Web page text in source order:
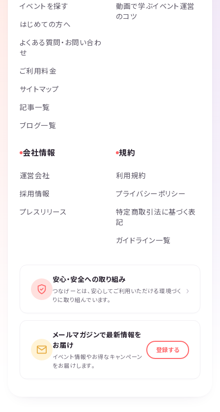
イベントを探す
はじめての方へ
よくある質問・お問い合わ
せ
ご利用料金
サイトマップ
記事一覧
ブログ一覧
動画で学ぶイベント運営
のコツ
会社情報
運営会社
採用情報
プレスリリース
規約
利用規約
プライバシーポリシー
特定商取引法に基づく表
記
ガイドライン一覧
安心・安全への取り組み
つなげーとは、安心してご利用いただける環境づく
りに取り組んでいます。
›
メールマガジンで最新情報を
お届け
イベント情報やお得なキャンペーン
をお届けします。
登録する